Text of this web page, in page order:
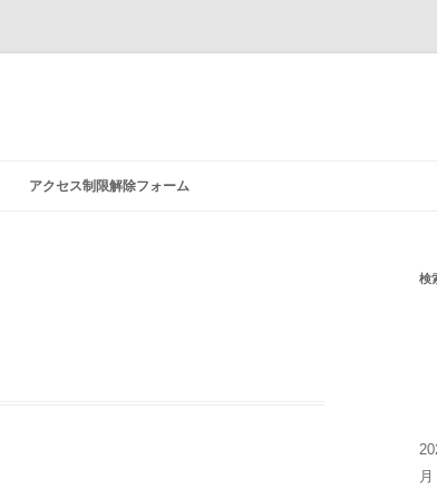
アクセス制限解除フォーム
検
月